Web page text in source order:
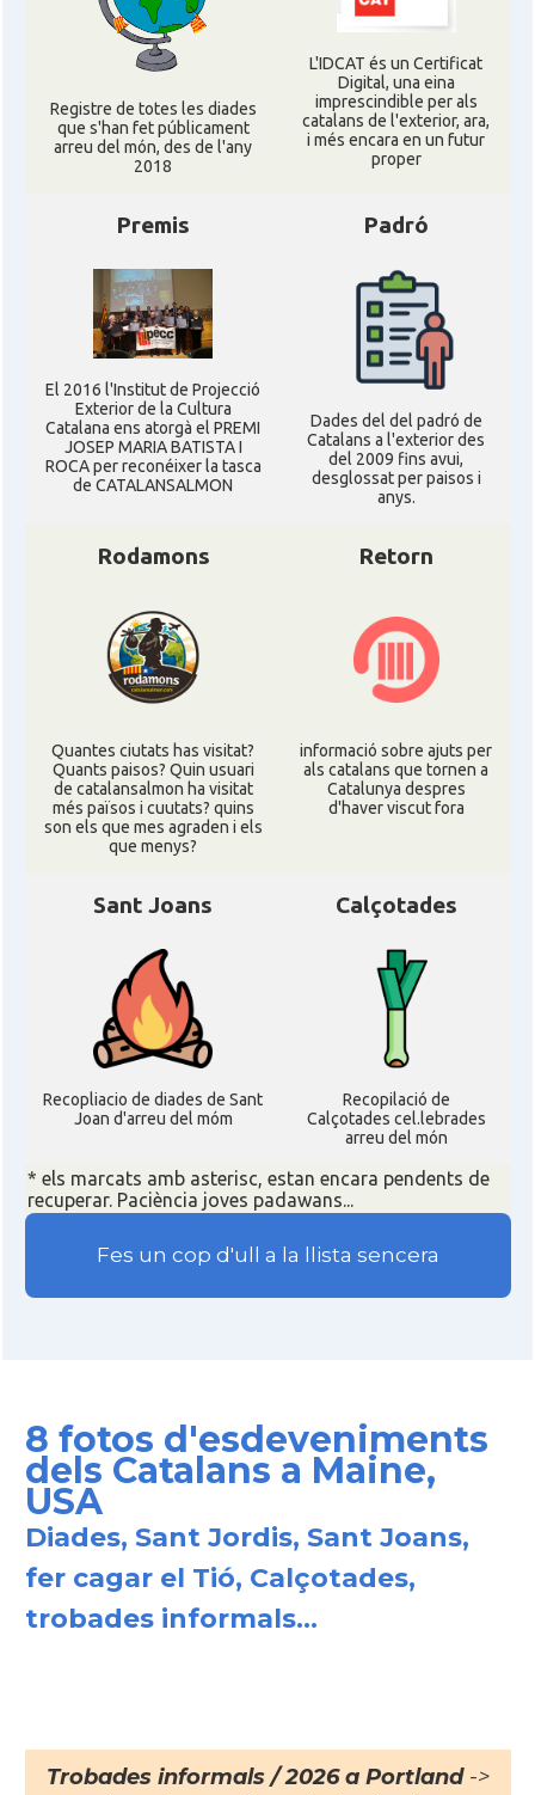
Registre de totes les diades
que s'han fet públicament
arreu del món, des de l'any
2018
L'IDCAT és un Certificat
Digital, una eina
imprescindible per als
catalans de l'exterior, ara,
i més encara en un futur
proper
Premis
El 2016 l'Institut de Projecció
Exterior de la Cultura
Catalana ens atorgà el PREMI
JOSEP MARIA BATISTA I
ROCA per reconéixer la tasca
de CATALANSALMON
Padró
Dades del del padró de
Catalans a l'exterior des
del 2009 fins avui,
desglossat per paisos i
anys.
Rodamons
Quantes ciutats has visitat?
Quants paisos? Quin usuari
de catalansalmon ha visitat
més països i cuutats? quins
son els que mes agraden i els
que menys?
Retorn
informació sobre ajuts per
als catalans que tornen a
Catalunya despres
d'haver viscut fora
Sant Joans
Recopliacio de diades de Sant
Joan d'arreu del móm
Calçotades
Recopilació de
Calçotades cel.lebrades
arreu del món
* els marcats amb asterisc, estan encara pendents de
recuperar. Paciència joves padawans...
Fes un cop d'ull a la llista sencera
8 fotos d'esdeveniments
dels Catalans a Maine,
USA
Diades, Sant Jordis, Sant Joans,
fer cagar el Tió, Calçotades,
trobades informals...
Trobades informals / 2026 a Portland->